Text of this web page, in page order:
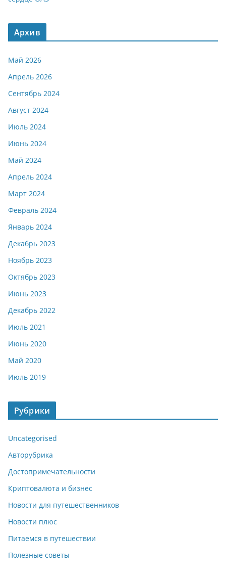
Архив
Май 2026
Апрель 2026
Сентябрь 2024
Август 2024
Июль 2024
Июнь 2024
Май 2024
Апрель 2024
Март 2024
Февраль 2024
Январь 2024
Декабрь 2023
Ноябрь 2023
Октябрь 2023
Июнь 2023
Декабрь 2022
Июль 2021
Июнь 2020
Май 2020
Июль 2019
Рубрики
Uncategorised
Авторубрика
Достопримечательности
Криптовалюта и бизнес
Новости для путешественников
Новости плюс
Питаемся в путешествии
Полезные советы